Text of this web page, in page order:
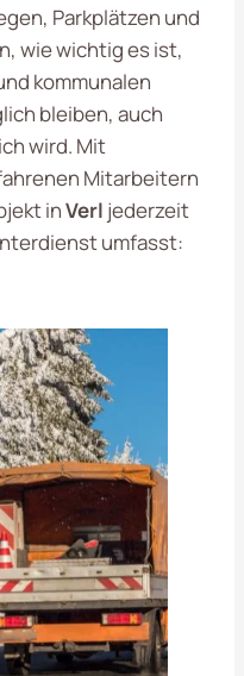
Parkplätzen und
wie wichtig es ist,
kommunalen
bleiben, auch
wird. Mit
Mitarbeitern
inVerl jederzeit
umfasst: